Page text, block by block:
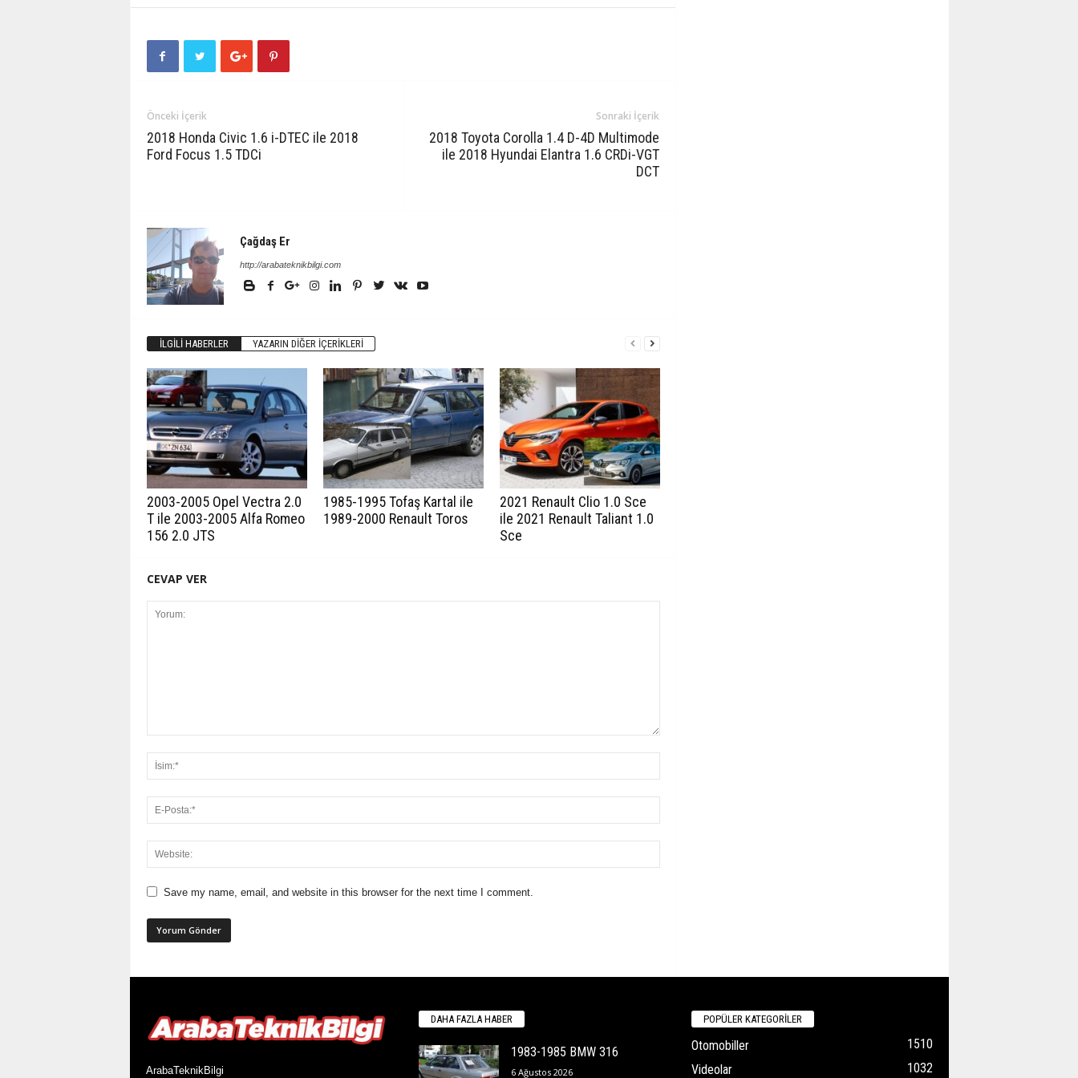
Önceki İçerik
2018 Honda Civic 1.6 i-DTEC ile 2018
Ford Focus 1.5 TDCi
Sonraki İçerik
2018 Toyota Corolla 1.4 D-4D Multimode
ile 2018 Hyundai Elantra 1.6 CRDi-VGT
DCT
Çağdaş Er
http://arabateknikbilgi.com
İLGILI HABERLER YAZARIN DIĞER İÇERIKLERI
2003-2005 Opel Vectra 2.0
T ile 2003-2005 Alfa Romeo
156 2.0 JTS
1985-1995 Tofaş Kartal ile
1989-2000 Renault Toros
2021 Renault Clio 1.0 Sce
ile 2021 Renault Taliant 1.0
Sce
CEVAP VER
Save my name, email, and website in this browser for the next time I comment.
ArabaTeknikBilgi
DAHA FAZLA HABER
1983-1985 BMW 316
6 Ağustos 2026
POPÜLER KATEGORİLER
Otomobiller
1510
Videolar
1032